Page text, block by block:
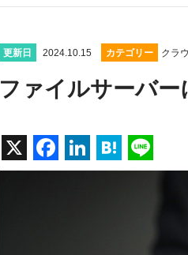
更新日 2024.10.15 カテゴリー クラ
ファイルサーバ
X
F
a
Li
n
H
at n